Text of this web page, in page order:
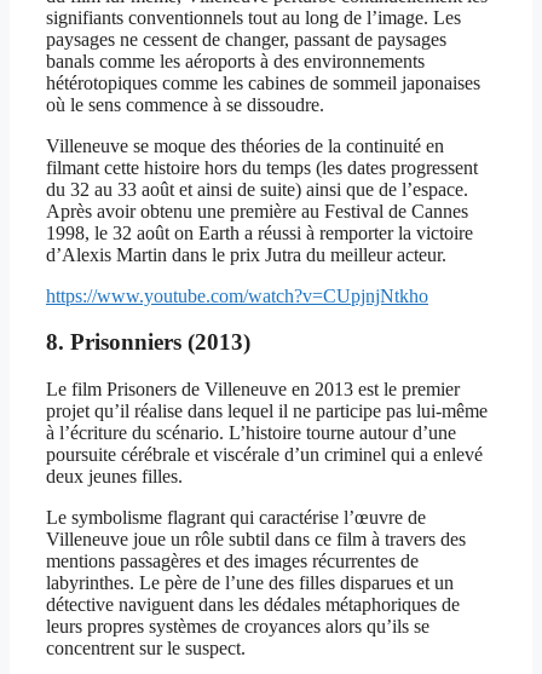
signifiants conventionnels tout au long de l’image. Les
paysages ne cessent de changer, passant de paysages
banals comme les aéroports à des environnements
hétérotopiques comme les cabines de sommeil japonaises
où le sens commence à se dissoudre.
Villeneuve se moque des théories de la continuité en
filmant cette histoire hors du temps (les dates progressent
du 32 au 33 août et ainsi de suite) ainsi que de l’espace.
Après avoir obtenu une première au Festival de Cannes
1998, le 32 août on Earth a réussi à remporter la victoire
d’Alexis Martin dans le prix Jutra du meilleur acteur.
https://www.youtube.com/watch?v=CUpjnjNtkho
8. Prisonniers (2013)
Le film Prisoners de Villeneuve en 2013 est le premier
projet qu’il réalise dans lequel il ne participe pas lui-même
à l’écriture du scénario. L’histoire tourne autour d’une
poursuite cérébrale et viscérale d’un criminel qui a enlevé
deux jeunes filles.
Le symbolisme flagrant qui caractérise l’œuvre de
Villeneuve joue un rôle subtil dans ce film à travers des
mentions passagères et des images récurrentes de
labyrinthes. Le père de l’une des filles disparues et un
détective naviguent dans les dédales métaphoriques de
leurs propres systèmes de croyances alors qu’ils se
concentrent sur le suspect.